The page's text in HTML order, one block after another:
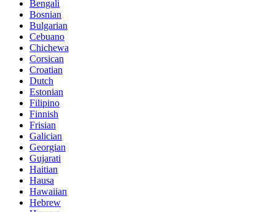
Bengali
Bosnian
Bulgarian
Cebuano
Chichewa
Corsican
Croatian
Dutch
Estonian
Filipino
Finnish
Frisian
Galician
Georgian
Gujarati
Haitian
Hausa
Hawaiian
Hebrew